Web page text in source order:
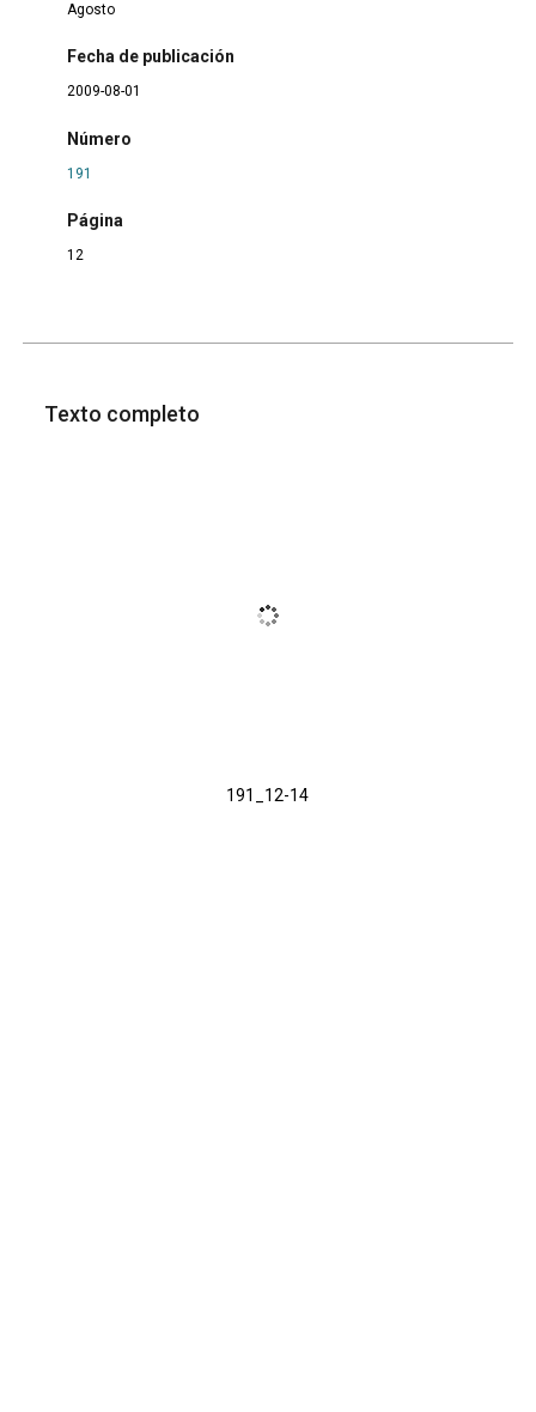
Agosto
Fecha de publicación
2009-08-01
Número
191
Página
12
Texto completo
191_12-14